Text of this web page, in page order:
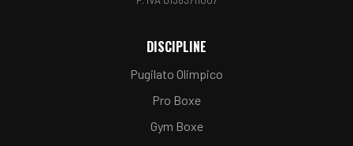
DISCIPLINE
Pugilato Olimpico
Pro Boxe
Gym Boxe